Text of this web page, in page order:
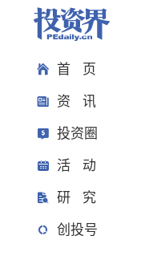
首 页
资 讯
投资圈
活 动
研 究
创投号